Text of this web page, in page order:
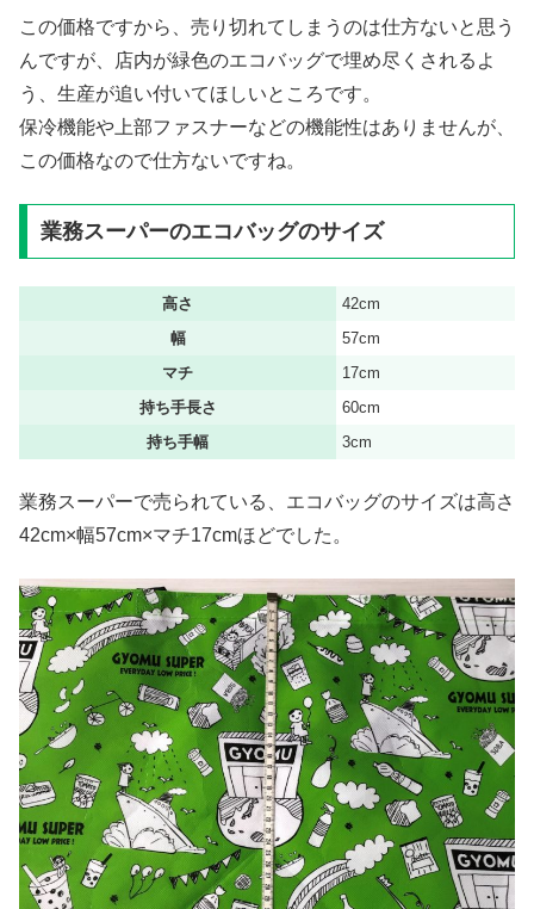
この価格ですから、売り切れてしまうのは仕方ないと思う
んですが、店内が緑色のエコバッグで埋め尽くされるよ
う、生産が追い付いてほしいところです。
保冷機能や上部ファスナーなどの機能性はありませんが、
この価格なので仕方ないですね。
業務スーパーのエコバッグのサイズ
高さ
42cm
幅
57cm
マチ
17cm
持ち手長さ
60cm
持ち手幅
3cm
業務スーパーで売られている、エコバッグのサイズは高さ
42cm×幅57cm×マチ17cmほどでした。